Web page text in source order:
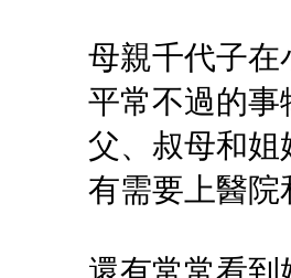
母親千代子在
平常不過的
父、叔母和姐
有需要上醫院